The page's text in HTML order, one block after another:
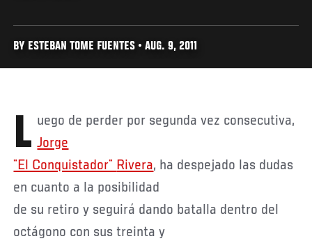
BY ESTEBAN TOME FUENTES • AUG. 9, 2011
Luego de perder por segunda vez consecutiva,
Jorge
¨El Conquistador¨ Rivera, ha despejado las dudas
en cuanto a la posibilidad
de su retiro y seguirá dando batalla dentro del
octágono con sus treinta y